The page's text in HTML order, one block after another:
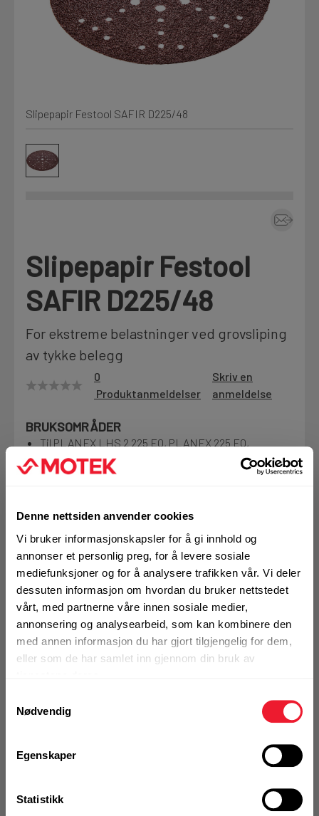
Denne nettsiden anvender cookies
Vi bruker informasjonskapsler for å gi innhold og
annonser et personlig preg, for å levere sosiale
mediefunksjoner og for å analysere trafikken vår. Vi deler
dessuten informasjon om hvordan du bruker nettstedet
vårt, med partnerne våre innen sosiale medier,
annonsering og analysearbeid, som kan kombinere den
med annen informasjon du har gjort tilgjengelig for dem,
eller som de har samlet inn gjennom din bruk av
Nødvendig
Egenskaper
Statistikk
Kjemi, vindsperre og branntetting
Annet
Fag
Motek
Finn butikk
Kontakt og åpningstider
Kontakt
Kampanjer
Kvalitetsprodukter til ekstra gode priser
Produktnyheter
Siste nytt om dine favorittprodukter
Min Fleet NYHET
Prislister
Firmainformasjon
LOGG UT
Slipepapir Festool SAFIR D225/48
Slipepapir Festool
SAFIR D225/48
For ekstreme belastninger ved grovsliping
av tykke belegg
0
Produktanmeldelser
Skriv en
anmeldelse
BRUKSOMRÅDER
Til PLANEX LHS 2 225 EQ, PLANEX 225 EQ,
PLANEX LHS-E 225 easy
For ekstreme påkjenninger under grovsliping
Mer info
Bestill demo
SA/25